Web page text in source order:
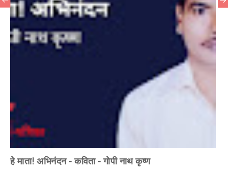
हे माता! अभिनंदन - कविता - गोपी नाथ कृष्ण